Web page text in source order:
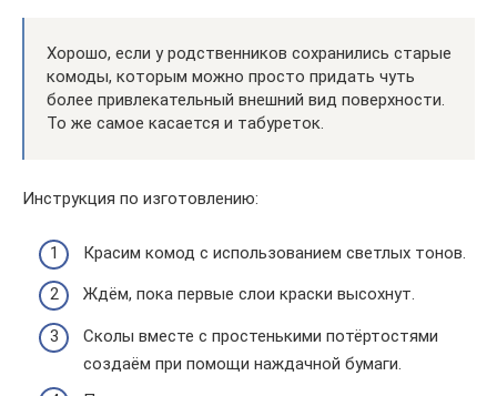
Хорошо, если у родственников сохранились старые
комоды, которым можно просто придать чуть
более привлекательный внешний вид поверхности.
То же самое касается и табуреток.
Инструкция по изготовлению:
Красим комод с использованием светлых тонов.
Ждём, пока первые слои краски высохнут.
Сколы вместе с простенькими потёртостями
создаём при помощи наждачной бумаги.